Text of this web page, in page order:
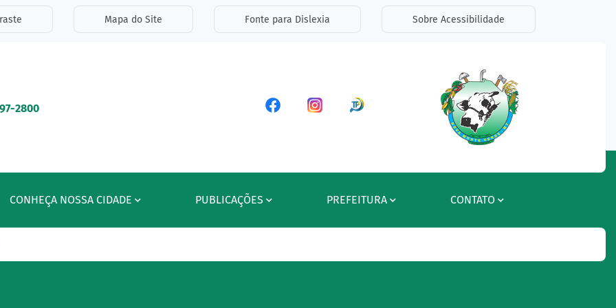
de acessibilidade
Mapa do Site Fonte para Dislexia Sobre Acessibilidade
2800 Acessar a Rede Social Facebook
Acessar a Rede Social Instagram
Acessar a Rede Social Radar
CONHEÇA NOSSA CIDADE PUBLICAÇÕES PREFEITURA CONTATO